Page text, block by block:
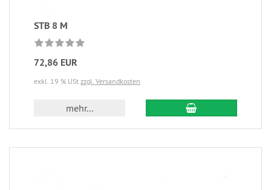
STB 8 M
72,86 EUR
exkl. 19 % USt zzgl. Versandkosten
mehr...